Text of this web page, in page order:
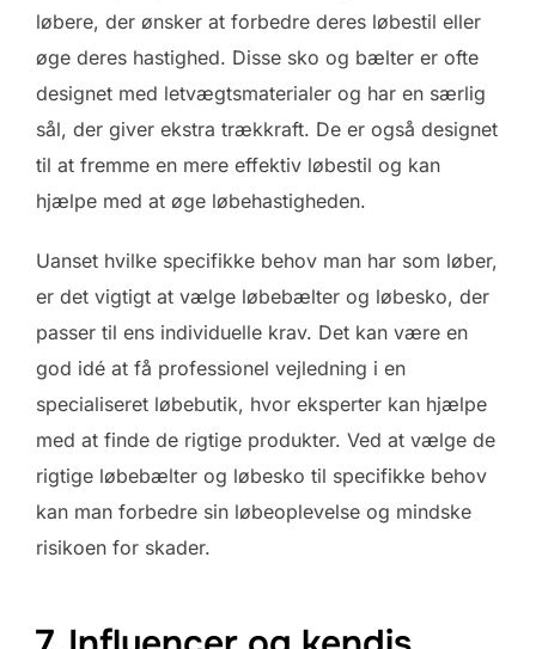
løbere, der ønsker at forbedre deres løbestil eller
øge deres hastighed. Disse sko og bælter er ofte
designet med letvægtsmaterialer og har en særlig
sål, der giver ekstra trækkraft. De er også designet
til at fremme en mere effektiv løbestil og kan
hjælpe med at øge løbehastigheden.
Uanset hvilke specifikke behov man har som løber,
er det vigtigt at vælge løbebælter og løbesko, der
passer til ens individuelle krav. Det kan være en
god idé at få professionel vejledning i en
specialiseret løbebutik, hvor eksperter kan hjælpe
med at finde de rigtige produkter. Ved at vælge de
rigtige løbebælter og løbesko til specifikke behov
kan man forbedre sin løbeoplevelse og mindske
risikoen for skader.